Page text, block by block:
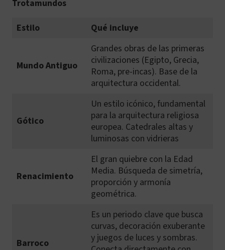
Trotamundos
Estilo
Qué incluye
Mundo Antiguo
Grandes obras de las primeras
civilizaciones (Egipto, Grecia,
Roma, pre-incas). Base de la
arquitectura occidental.
Gótico
Un estilo icónico, fundamental
para la arquitectura religiosa
europea. Catedrales altas y
luminosas con vidrieras
Renacimiento
El gran quiebre con la Edad
Media. Búsqueda de simetría,
proporción y armonía
geométrica.
Barroco
Es un periodo clave que busca
curvas, decoración exuberante
y juegos de luces y sombras.